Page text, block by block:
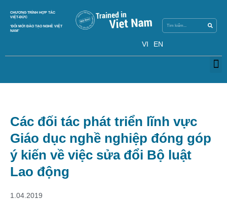
CHƯƠNG TRÌNH HỢP TÁC
VIỆT-ĐỨC
‘ĐỔI MỚI ĐÀO TẠO NGHỀ VIỆT
NAM’
VI EN
Các đối tác phát triển lĩnh vực
Giáo dục nghề nghiệp đóng góp
ý kiến về việc sửa đổi Bộ luật
Lao động
1.04.2019